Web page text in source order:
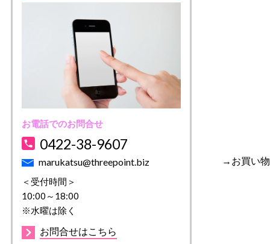
→お買い
お電話でのお問合せ
0422-38-9607
marukatsu@threepoint.biz
＜受付時間＞
10:00～18:00
※水曜は除く
お問合せはこちら